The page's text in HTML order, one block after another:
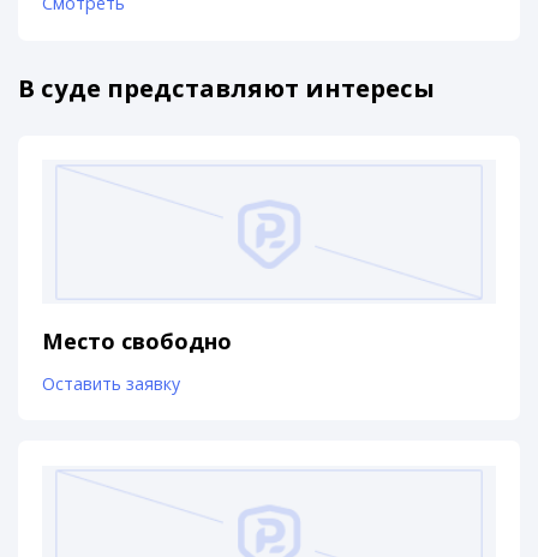
В суде представляют интересы
Место свободно
Оставить заявку